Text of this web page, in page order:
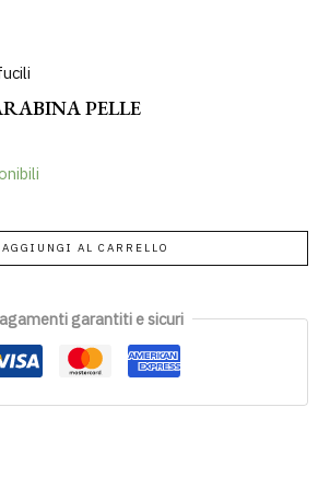
PELLE
AGGIUNGI AL CARRELLO
garantiti e sicuri